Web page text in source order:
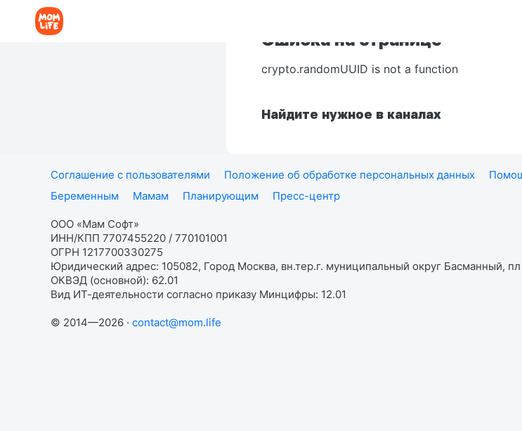
Ошибка на странице
crypto.randomUUID is not a function
Найдите нужное в каналах
Соглашение с пользователями Положение об обработке персональных данных
Беременным
Мамам Планирующим Пресс-центр
ООО «Мам Софт»
ИНН/КПП 7707455220 / 770101001
ОГРН 1217700330275
Юридический адрес: 105082, Город Москва, вн.тер.г. муниципальный округ Басманный,
ОКВЭД (основной): 62.01
Вид ИТ-деятельности согласно приказу Минцифры: 12.01
© 2014—2026 · contact@mom.life